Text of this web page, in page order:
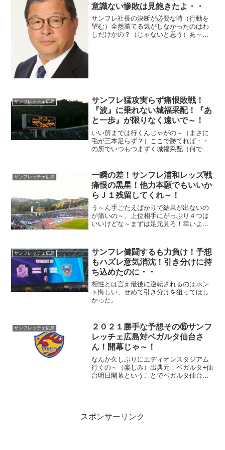
意識ない惨敗は見飽きたよ・・
サンフレ社長の決断が必要な時（行動を
望む）全然勝てる気がしなかったのはわ
しだけかの？（じゃないと思う）あ～点
サンフレッチェ広島
サンフレ猛攻実らず痛恨敗戦！
『波』に乗れない城福采配！『あ
と一歩』が限りなく遠いで～！
いい所までは行くんじゃがの～（まさに
毛が三本足らず？）ここで勝てれば・・
の所でいつもつまずく城福采配（何でか
うじゃが選手もその辺問題あるかも
な・・
サンフレッチェ広島
一瞬の差！サンフレ浦和レッズ戦
痛恨の黒星！他力本願でもいいか
らＪ１残留してくれ～！
う～ん手ごたえばかりで結果が出ないの
が痛いの～、上位相手にがっぷり４つは
いいけどな～まずは足元見ろ！幸いよそ
サンフレッチェ広島
サンフレ健闘するも力負け！予想
もハズレ意気消沈！引き分けに持
ち込めたのに・・
相性とは言え最後に逆転されるのはホン
ト悔しい、せめて引き分けを狙ってほし
かった。
サンフレッチェ広島
２０２１勝手な予想その⑮サンフ
レッチェ広島対ベガルタ仙台さ
ん！開幕じゃ～！
なんか久しぶりにエディオンスタジアム
行くの～（楽しみ）出典元：ベガルタ+仙
台明日開幕ということでベガルタ仙台さ
スポンサーリンク